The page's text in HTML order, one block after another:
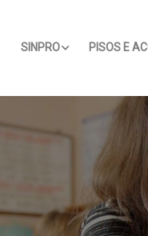
SINPRO PISOS E